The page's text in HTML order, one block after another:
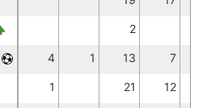
2
4 1 13 7
1 21 12